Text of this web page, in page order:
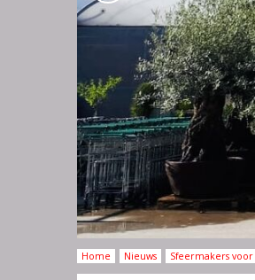
Home Nieuws Sfeermakers